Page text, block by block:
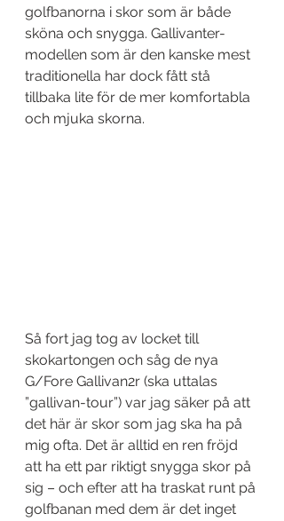
golfbanorna i skor som är både
sköna och snygga. Gallivanter-
modellen som är den kanske mest
traditionella har dock fått stå
tillbaka lite för de mer komfortabla
och mjuka skorna.
Så fort jag tog av locket till
skokartongen och såg de nya
G/Fore Gallivan2r (ska uttalas
”gallivan-tour”) var jag säker på att
det här är skor som jag ska ha på
mig ofta. Det är alltid en ren fröjd
att ha ett par riktigt snygga skor på
sig – och efter att ha traskat runt på
golfbanan med dem är det inget